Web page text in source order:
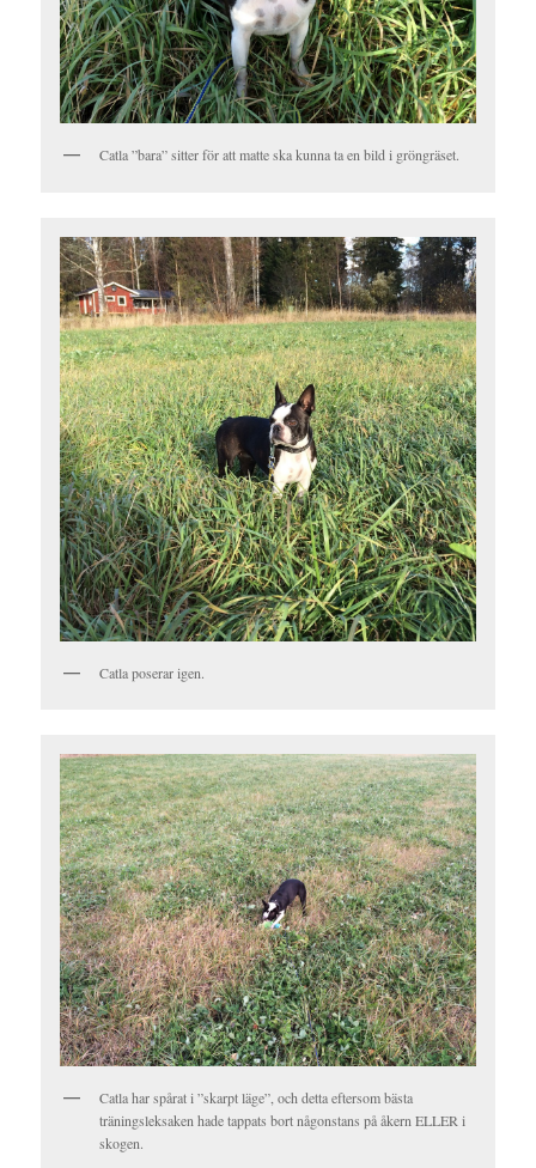
Catla ”bara” sitter för att matte ska kunna ta en bild i gröngräset.
Catla poserar igen.
Catla har spårat i ”skarpt läge”, och detta eftersom bästa
träningsleksaken hade tappats bort någonstans på åkern ELLER i
skogen.